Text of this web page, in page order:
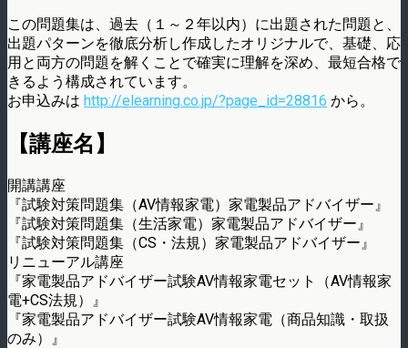
この問題集は、過去（１～２年以内）に出題された問題と、
出題パターンを徹底分析し作成したオリジナルで、基礎、応
用と両方の問題を解くことで確実に理解を深め、最短合格で
きるよう構成されています。
お申込みは http://elearning.co.jp/?page_id=28816 から。
【講座名】
開講講座
『試験対策問題集（AV情報家電）家電製品アドバイザー』
『試験対策問題集（生活家電）家電製品アドバイザー』
『試験対策問題集（CS・法規）家電製品アドバイザー』
リニューアル講座
『家電製品アドバイザー試験AV情報家電セット（AV情報家
電+CS法規）』
『家電製品アドバイザー試験AV情報家電（商品知識・取扱
のみ）』